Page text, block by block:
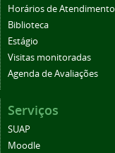
Horários de Atendimento
Biblioteca
Estágio
Visitas monitoradas
Agenda de Avaliações
Serviços
SUAP
Moodle